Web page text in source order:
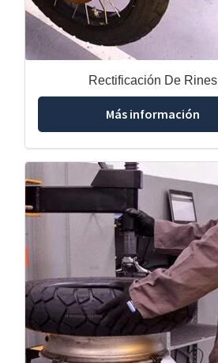
Rectificación De Rines
Más información